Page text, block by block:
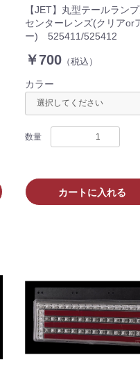
【JET】丸型テールラン
センターレンズ(クリアor
ー) 525411/525412
￥700 （税込）
カラー
数量
カートに入れる